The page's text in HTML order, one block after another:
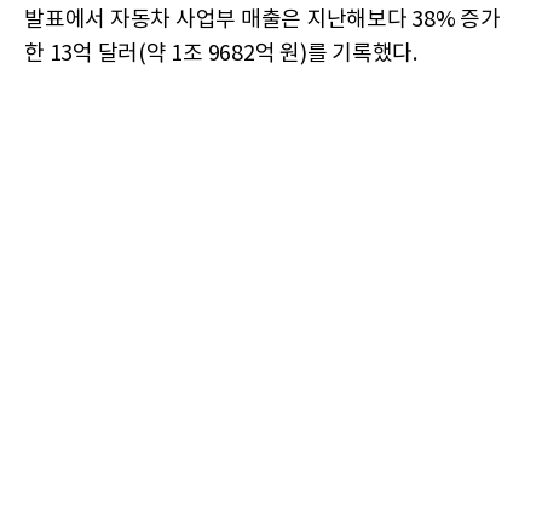
발표에서 자동차 사업부 매출은 지난해보다 38% 증가
한 13억 달러(약 1조 9682억 원)를 기록했다.